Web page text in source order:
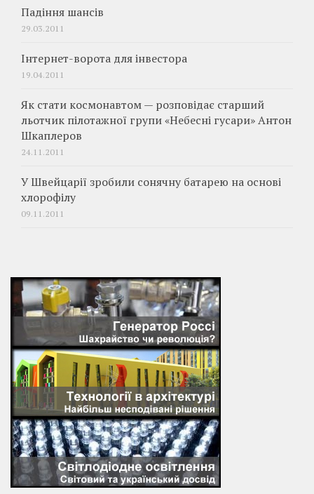
Падіння шансів
29.03.2011
Інтернет-ворота для інвестора
19.04.2011
Як стати космонавтом — розповідає старший
льотчик пілотажної групи «Небесні гусари» Антон
Шкаплеров
24.11.2011
У Швейцарії зробили сонячну батарею на основі
хлорофілу
09.11.2011